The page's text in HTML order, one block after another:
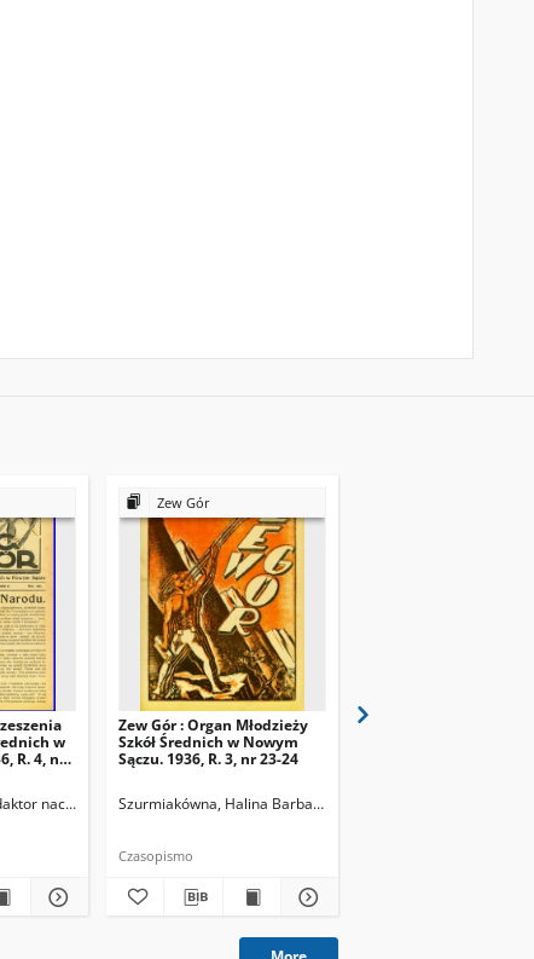
w
R. 4, nr
naczelny
Zew Gór
Zew Gór : Organ Młodzieży
Szkół Średnich w Nowym
Sączu. 1936, R. 3, nr 23-24
Szurmiakówna, Halina Barbara (1920-1945). Redaktor
Czasopismo